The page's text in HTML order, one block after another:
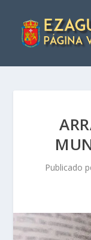
Publicado